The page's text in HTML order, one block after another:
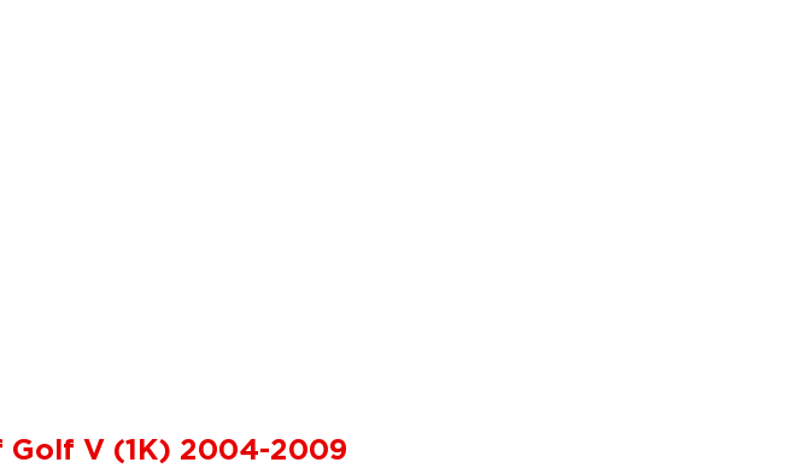
Golf V (1K) 2004-2009